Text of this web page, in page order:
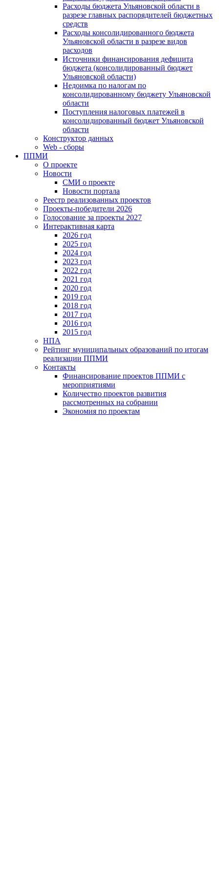
Расходы бюджета Ульяновской области в
разрезе главных распорядителей бюджетных
средств
Расходы консолидированного бюджета
Ульяновской области в разрезе видов
расходов
Источники финансирования дефицита
бюджета (консолидированный бюджет
Ульяновской области)
Недоимка по налогам по
консолидированному бюджету Ульяновской
области
Поступления налоговых платежей в
консолидированный бюджет Ульяновской
области
Конструктор данных
Web - сборы
ППМИ
О проекте
Новости
СМИ о проекте
Новости портала
Реестр реализованных проектов
Проекты-победители 2026
Голосование за проекты 2027
Интерактивная карта
2026 год
2025 год
2024 год
2023 год
2022 год
2021 год
2020 год
2019 год
2018 год
2017 год
2016 год
2015 год
НПА
Рейтинг муниципальных образований по итогам
реализации ППМИ
Контакты
Финансирование проектов ППМИ с
мероприятиями
Количество проектов развития
рассмотренных на собрании
Экономия по проектам